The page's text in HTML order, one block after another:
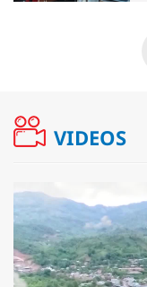
VIDEOS